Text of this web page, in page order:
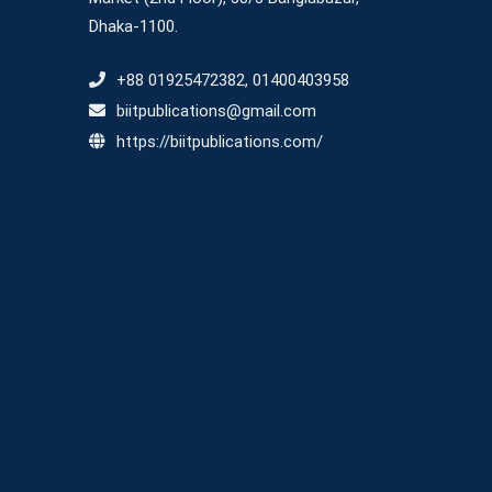
Dhaka-1100.
+88 01925472382, 01400403958
biitpublications@gmail.com
https://biitpublications.com/